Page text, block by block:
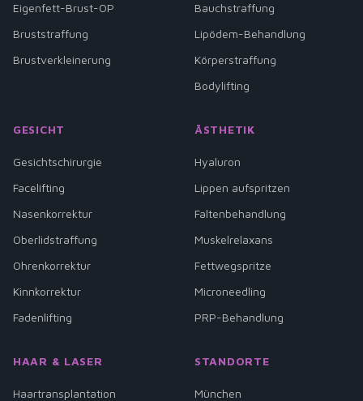
Eigenfett-Brust-OP
Bruststraffung
Brustverkleinerung
Bauchstraffung
Lipödem-Behandlung
Körperstraffung
Bodylifting
GESICHT
Gesichtschirurgie
Facelifting
Nasenkorrektur
Oberlidstraffung
Ohrenkorrektur
Kinnkorrektur
Fadenlifting
ÄSTHETIK
Hyaluron
Lippen aufspritzen
Faltenbehandlung
Muskelrelaxans
Fettwegspritze
Microneedling
PRP-Behandlung
HAAR & LASER
Haartransplantation
STANDORTE
München